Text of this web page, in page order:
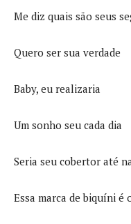
Me diz quais são seus
Quero ser sua verdade
Baby, eu realizaria
Um sonho seu cada dia
Seria seu cobertor até
Essa marca de biquíni é